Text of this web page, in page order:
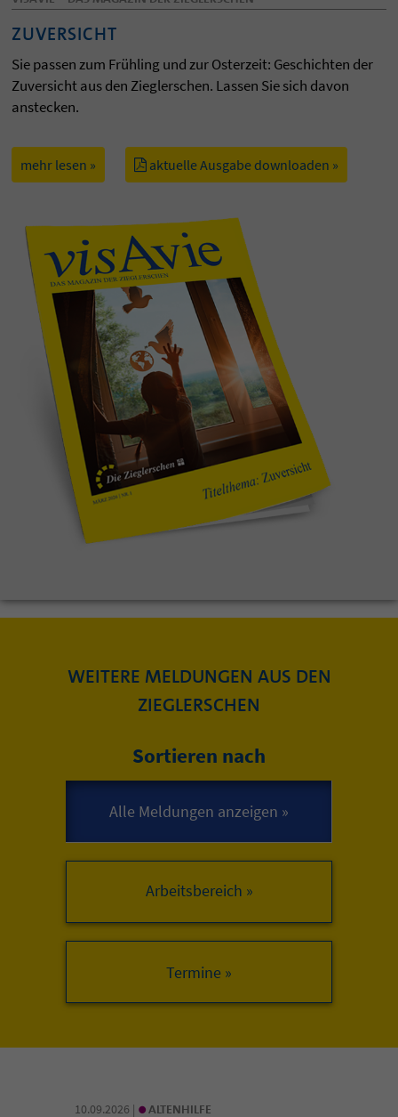
ZUVERSICHT
Sie passen zum Frühling und zur Osterzeit: Geschichten der
Zuversicht aus den Zieglerschen. Lassen Sie sich davon
anstecken.
mehr lesen » aktuelle Ausgabe downloaden »
WEITERE MELDUNGEN AUS DEN
ZIEGLERSCHEN
Sortieren nach
Arbeitsbereich »
10.09.2026 | • ALTENHILFE